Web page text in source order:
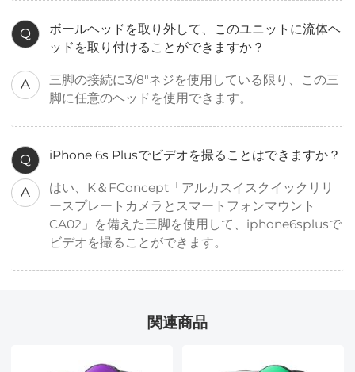
Q
ボールヘッドを取り外して、このユニットに流体ヘ
ッドを取り付けることができますか？
A
三脚の接続に3/8"ネジを使用している限り、この三
脚に任意のヘッドを使用できます。
Q iPhone 6s Plusでビデオを撮ることはできますか？
A
はい、K＆FConcept「アルカスイスクイックリリ
ースプレートカメラとスマートフォンマウント
CA02」を備えた三脚を使用して、iphone6splusで
ビデオを撮ることができます。
関連商品